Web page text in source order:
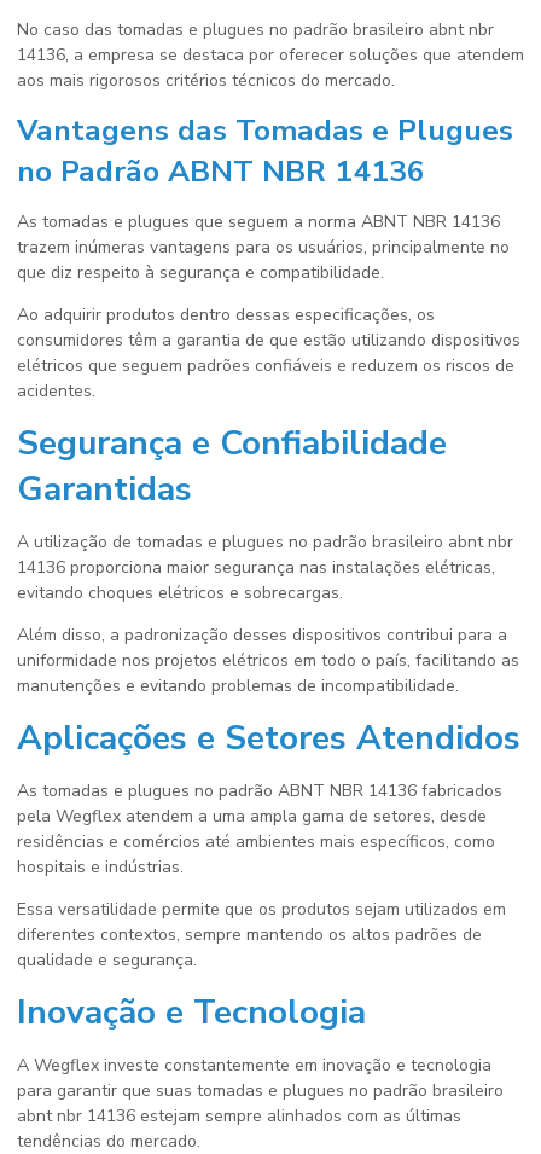
No caso das tomadas e plugues no padrão brasileiro abnt nbr
14136, a empresa se destaca por oferecer soluções que atendem
aos mais rigorosos critérios técnicos do mercado.
Vantagens das Tomadas e Plugues
no Padrão ABNT NBR 14136
As tomadas e plugues que seguem a norma ABNT NBR 14136
trazem inúmeras vantagens para os usuários, principalmente no
que diz respeito à segurança e compatibilidade.
Ao adquirir produtos dentro dessas especificações, os
consumidores têm a garantia de que estão utilizando dispositivos
elétricos que seguem padrões confiáveis e reduzem os riscos de
acidentes.
Segurança e Confiabilidade
Garantidas
A utilização de tomadas e plugues no padrão brasileiro abnt nbr
14136 proporciona maior segurança nas instalações elétricas,
evitando choques elétricos e sobrecargas.
Além disso, a padronização desses dispositivos contribui para a
uniformidade nos projetos elétricos em todo o país, facilitando as
manutenções e evitando problemas de incompatibilidade.
Aplicações e Setores Atendidos
As tomadas e plugues no padrão ABNT NBR 14136 fabricados
pela Wegflex atendem a uma ampla gama de setores, desde
residências e comércios até ambientes mais específicos, como
hospitais e indústrias.
Essa versatilidade permite que os produtos sejam utilizados em
diferentes contextos, sempre mantendo os altos padrões de
qualidade e segurança.
Inovação e Tecnologia
A Wegflex investe constantemente em inovação e tecnologia
para garantir que suas tomadas e plugues no padrão brasileiro
abnt nbr 14136 estejam sempre alinhados com as últimas
tendências do mercado.